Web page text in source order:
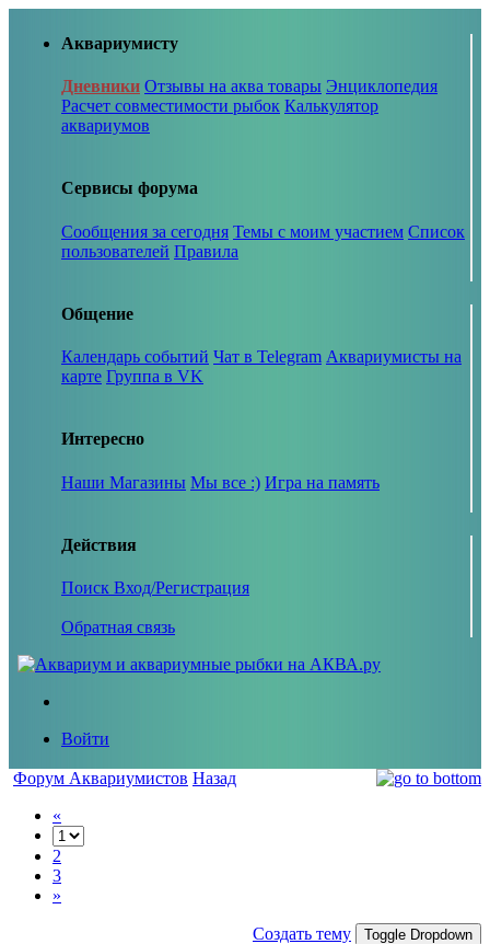
Аквариумисту
Дневники Отзывы на аква товары Энциклопедия
Расчет совместимости рыбок Калькулятор
аквариумов
Сервисы форума
Сообщения за сегодня Темы с моим участием Список
пользователей Правила
Общение
Календарь событий Чат в Telegram Аквариумисты на
карте Группа в VK
Интересно
Наши Магазины Мы все :) Игра на память
Действия
Поиск Вход/Регистрация
Обратная связь
Войти
Форум Аквариумистов Назад
«
2
3
»
Создать тему Toggle Dropdown